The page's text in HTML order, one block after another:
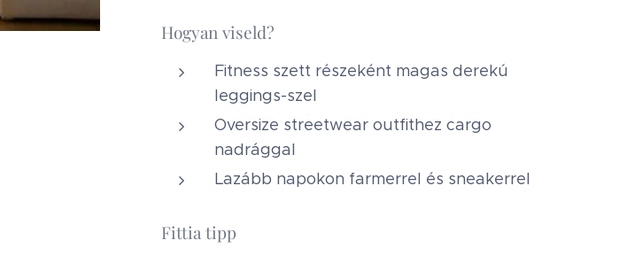
Hogyan viseld?
Fitness szett részeként magas derekú
leggings-szel
Oversize streetwear outfithez cargo
nadrággal
Lazább napokon farmerrel és sneakerrel
Fittia tipp